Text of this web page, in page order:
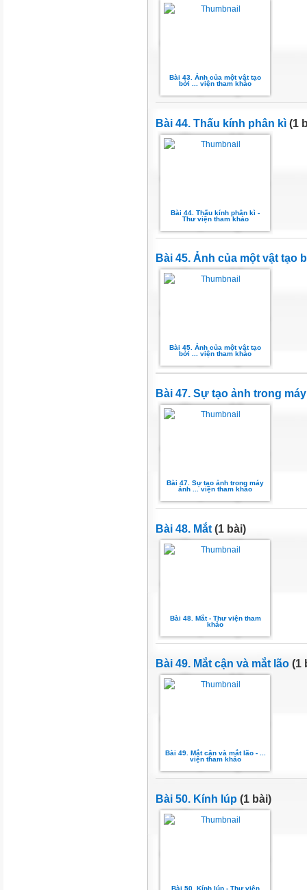
Bài 43. Ảnh của một vật tạo
bởi ... viện tham khảo
Bài 44. Thấu kính phân kì (1
Bài 44. Thấu kính phân kì -
Thư viện tham khảo
Bài 45. Ảnh của một vật tạo
Bài 45. Ảnh của một vật tạo
bởi ... viện tham khảo
Bài 47. Sự tạo ảnh trong
Bài 47. Sự tạo ảnh trong máy
ảnh ... viện tham khảo
Bài 48. Mắt(1 bài)
Bài 48. Mắt - Thư viện tham
khảo
Bài 49. Mắt cận và mắt lão (1
Bài 49. Mắt cận và mắt lão - ...
viện tham khảo
Bài 50. Kính lúp (1 bài)
Bài 50. Kính lúp - Thư viện